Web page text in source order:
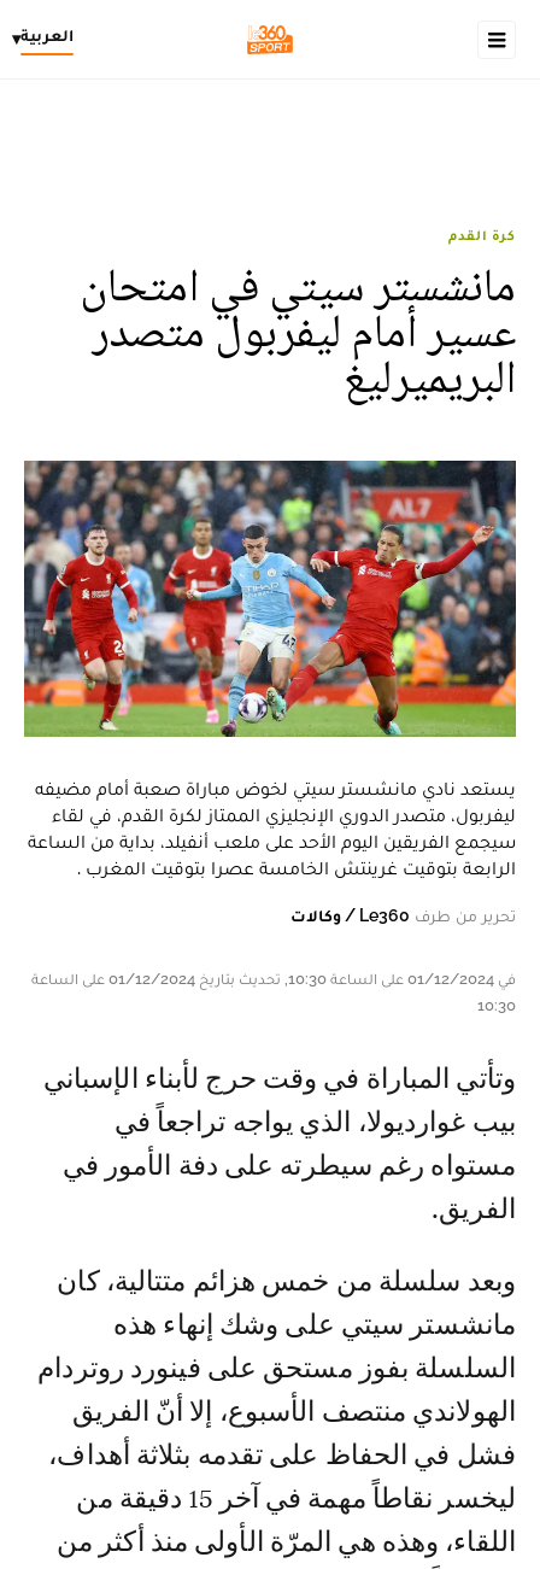
العربية▾
كرة القدم
مانشستر سيتي في امتحان
عسير أمام ليفربول متصدر
البريميرليغ
يستعد نادي مانشستر سيتي لخوض مباراة صعبة أمام مضيفه
ليفربول، متصدر الدوري الإنجليزي الممتاز لكرة القدم، في لقاء
سيجمع الفريقين اليوم الأحد على ملعب أنفيلد، بداية من الساعة
الرابعة بتوقيت غرينتش الخامسة عصرا بتوقيت المغرب .
تحرير من طرف Le360 / وكالات
في 01/12/2024 على الساعة 10:30, تحديث بتاريخ 01/12/2024 على الساعة
10:30
وتأتي المباراة في وقت حرج لأبناء الإسباني
بيب غوارديولا، الذي يواجه تراجعاً في
مستواه رغم سيطرته على دفة الأمور في
الفريق.
وبعد سلسلة من خمس هزائم متتالية، كان
مانشستر سيتي على وشك إنهاء هذه
السلسلة بفوز مستحق على فينورد روتردام
الهولاندي منتصف الأسبوع، إلا أنّ الفريق
فشل في الحفاظ على تقدمه بثلاثة أهداف،
ليخسر نقاطاً مهمة في آخر 15 دقيقة من
اللقاء، وهذه هي المرّة الأولى منذ أكثر من